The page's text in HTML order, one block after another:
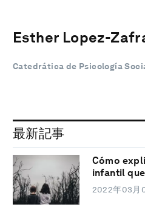
Esther Lopez-
Catedrática de Psicología
最新記事
Cómo
infantil
2022年03月